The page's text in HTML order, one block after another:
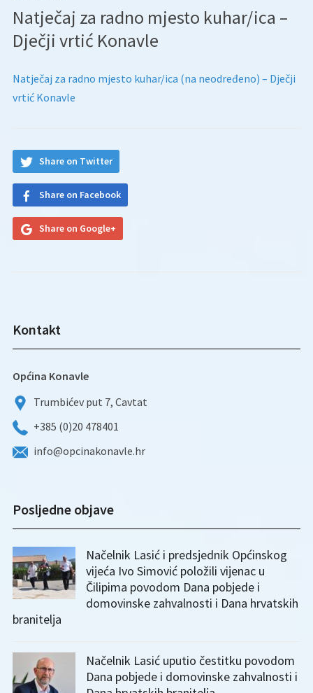
Natječaj za radno mjesto kuhar/ica –
Dječji vrtić Konavle
Natječaj za radno mjesto kuhar/ica (na neodređeno) – Dječji
vrtić Konavle
Share on Twitter
Share on Facebook
Share on Google+
Kontakt
Općina Konavle
Trumbićev put 7, Cavtat
+385 (0)20 478401
info@opcinakonavle.hr
Posljedne objave
Načelnik Lasić i predsjednik Općinskog
vijeća Ivo Simović položili vijenac u
Čilipima povodom Dana pobjede i
domovinske zahvalnosti i Dana hrvatskih
branitelja
Načelnik Lasić uputio čestitku povodom
Dana pobjede i domovinske zahvalnosti i